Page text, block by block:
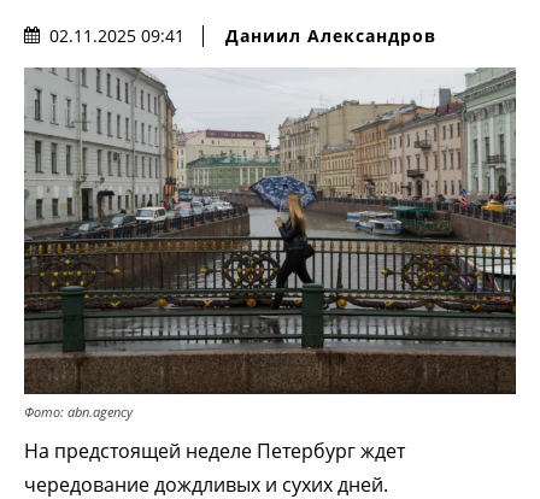
02.11.2025 09:41 Даниил Александров
Фото: abn.agency
На предстоящей неделе Петербург ждет
чередование дождливых и сухих дней.